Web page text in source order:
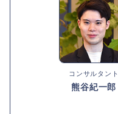
コンサルタント
熊谷紀一郎